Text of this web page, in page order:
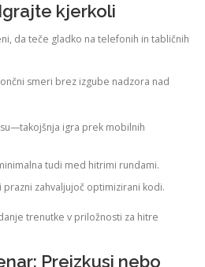
kjerkoli
da teče gladko na telefonih in tabličnih
smeri brez izgube nadzora nad
igra prek mobilnih
tudi med hitrimi rundami.
zahvaljujoč optimizirani kodi.
trenutke v priložnosti za hitre
Preizkusi nebo